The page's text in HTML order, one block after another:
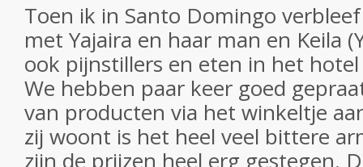
Toen ik in Santo Domingo
met Yajaira en haar man en Keila
ook pijnstillers en eten in het
We hebben paar keer goed
van producten via het winkeltje
zij woont is het heel veel bittere
zijn de prijzen heel erg gestegen.